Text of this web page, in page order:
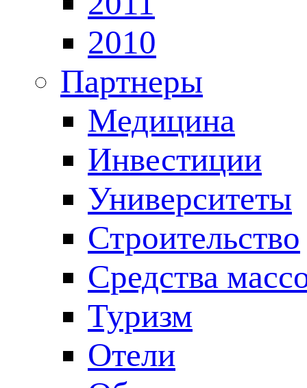
2010
Партнеры
Медицина
Инвестиции
Университеты
Строительство
Средства
Туризм
Отели